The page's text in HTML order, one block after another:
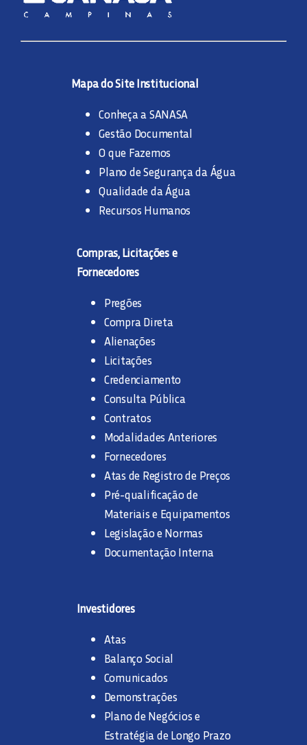
Mapa do Site Institucional
Conheça a SANASA
Gestão Documental
O que Fazemos
Plano de Segurança da Água
Qualidade da Água
Recursos Humanos
Compras, Licitações e
Fornecedores
Pregões
Compra Direta
Alienações
Licitações
Credenciamento
Consulta Pública
Contratos
Modalidades Anteriores
Fornecedores
Atas de Registro de Preços
Pré-qualificação de
Materiais e Equipamentos
Legislação e Normas
Documentação Interna
Investidores
Atas
Balanço Social
Comunicados
Demonstrações
Plano de Negócios e
Estratégia de Longo Prazo